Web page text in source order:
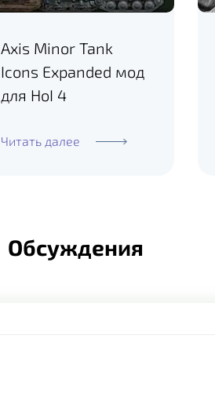
Axis Minor Tank
Icons Expanded мод
для HoI 4
Читать далее
Обсуждения